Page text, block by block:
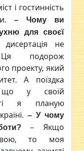
і гостинність
– Чому ви
для своєї
не
Ця подорож
проекту, який
А поїздка
що у своїй
я планую
– У чому
?
– Якщо
то моя